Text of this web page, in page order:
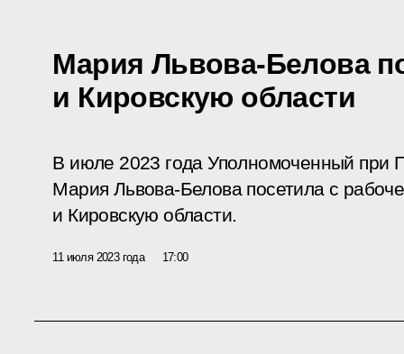
Мария Львова-Белова
и Кировскую области
В июле 2023 года Уполномоченный при
Мария Львова-Белова посетила с
и Кировскую области.
11 июля 2023 года 17:00